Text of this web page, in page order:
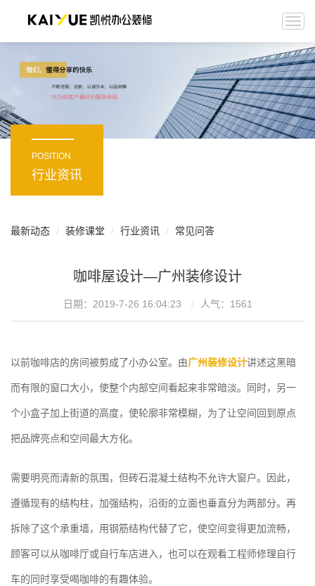
POSITION
行业资讯
最新动态 装修课堂 行业资讯 常见问答
咖啡屋设计—广州装修设计
日期：2019-7-26 16:04:23 人气： 1561
以前咖啡店的房间被剪成了小办公室。由广州装修设计讲述这黑暗
而有限的窗口大小，使整个内部空间看起来非常暗淡。同时，另一
个小盒子加上街道的高度，使轮廓非常模糊，为了让空间回到原点
把品牌亮点和空间最大方化。
需要明亮而清新的氛围，但砖石混凝土结构不允许大窗户。因此，
遵循现有的结构柱，加强结构，沿街的立面也垂直分为两部分。再
拆除了这个承重墙，用钢筋结构代替了它，使空间变得更加流畅，
顾客可以从咖啡厅或自行车店进入，也可以在观看工程师修理自行
车的同时享受喝咖啡的有趣体验。